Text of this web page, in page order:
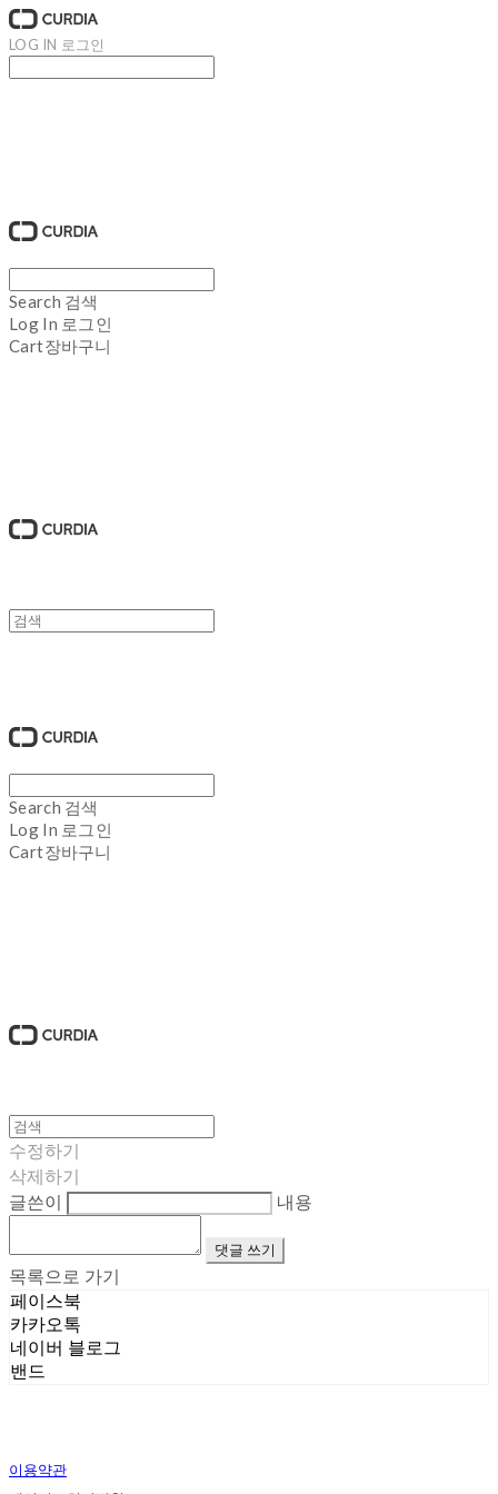
LOG IN 로그인
Search 검색
Log In 로그인
Cart장바구니
Search 검색
Log In 로그인
Cart장바구니
수정하기
삭제하기
글쓴이
내용
댓글 쓰기
목록으로 가기
페이스북
카카오톡
네이버 블로그
밴드
이용약관